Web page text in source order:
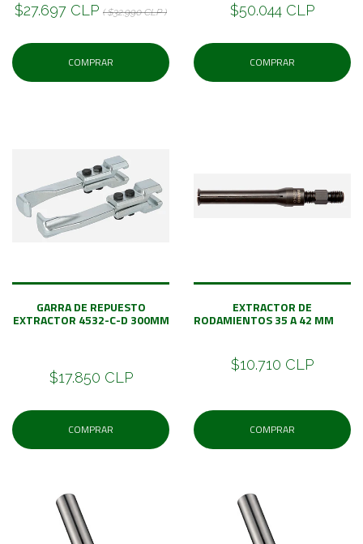
$27.697 CLP ( $32.990 CLP )
COMPRAR
$50.044 CLP
COMPRAR
GARRA DE REPUESTO
EXTRACTOR 4532-C-D 300MM
$17.850 CLP
COMPRAR
EXTRACTOR DE
RODAMIENTOS 35 A 42 MM
$10.710 CLP
COMPRAR